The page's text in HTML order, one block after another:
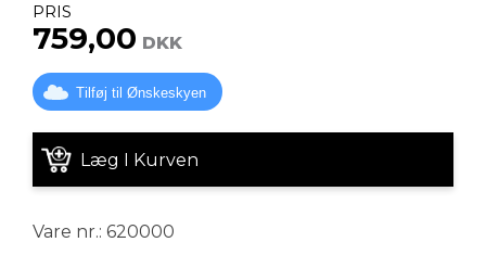
PRIS
759,00 DKK
Tilføj til Ønskeskyen
Læg I Kurven
Vare nr.: 620000